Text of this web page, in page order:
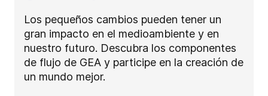
Los pequeños cambios pueden tener un
gran impacto en el medioambiente y en
nuestro futuro. Descubra los componentes
de flujo de GEA y participe en la creación de
un mundo mejor.